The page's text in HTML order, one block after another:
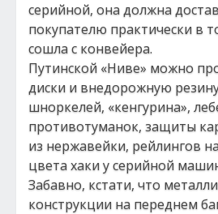
серийной, она должна
покупателю практически в
сошла с конвейера.
Путинской «Ниве» можно
диски и внедорожную
шноркелей, «кенгурина»,
противотуманок, защиты
из нержавейки, рейлингов
цвета хаки у серийной
Забавно, кстати, что
конструкции на переднем